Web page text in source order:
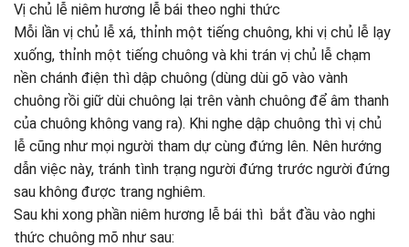
Vị chủ lễ niêm hương lễ bái theo nghi thức
Mỗi lần vị chủ lễ xá, thỉnh một tiếng chuông, khi vị chủ lễ lạy
xuống, thỉnh một tiếng chuông và khi trán vị chủ lễ chạm
nền chánh điện thì dập chuông (dùng dùi gõ vào vành
chuông rồi giữ dùi chuông lại trên vành chuông để âm thanh
của chuông không vang ra). Khi nghe dập chuông thì vị chủ
lễ cũng như mọi người tham dự cùng đứng lên. Nên hướng
dẫn việc này, tránh tình trạng người đứng trước người đứng
sau không được trang nghiêm.
Sau khi xong phần niêm hương lễ bái thì bắt đầu vào nghi
thức chuông mõ như sau: